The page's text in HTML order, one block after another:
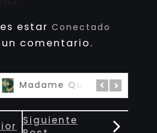
estar Conectado
comentario.
Madame Queen Kintsugi – 私の女王
Siguiente